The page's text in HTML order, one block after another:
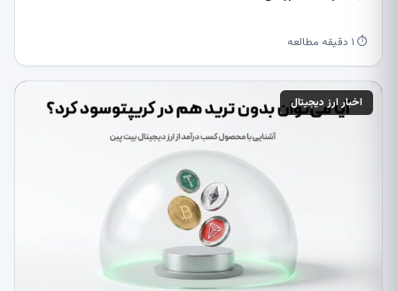
⏱ ۱ دقیقه مطالعه
اخبار ارز دیجیتال